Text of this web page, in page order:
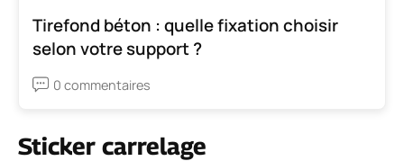
Tirefond béton : quelle fixation choisir
selon votre support ?
0 commentaires
Sticker carrelage